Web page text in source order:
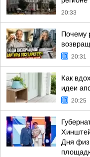
20:33
Почему
20:31
Как
идеи
20:25
Дня